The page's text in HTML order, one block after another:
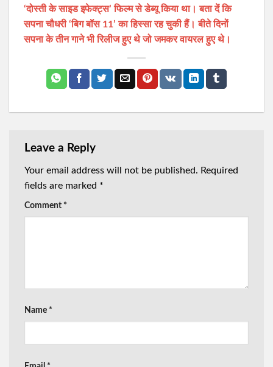
‘दोस्ती के साइड इफेक्ट्स’ फिल्म से डेब्यू किया था। बता दें कि
सपना चौधरी ‘बिग बॉस 11’ का हिस्सा रह चुकी हैं। बीते दिनों
सपना के तीन गाने भी रिलीज हुए थे जो जमकर वायरल हुए थे।
Leave a Reply
Your email address will not be published. Required
fields are marked *
Comment *
Name *